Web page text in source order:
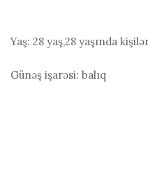
Yaş: 28 yaş,28 yaşında
Günəş işarəsi: balıq